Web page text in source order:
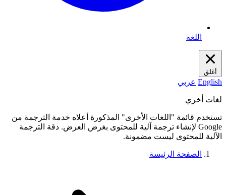
اللغة
أغلق
English عربي
لغات أخري
تستخدم قائمة "اللغات الأخرى" المذكورة أعلاه خدمة الترجمة من
Google لإنشاء ترجمة آلية للمحتوى بغرض العرض. دقة الترجمة
الآلية للمحتوى ليست مضمونة.
الصفحة الرئيسة